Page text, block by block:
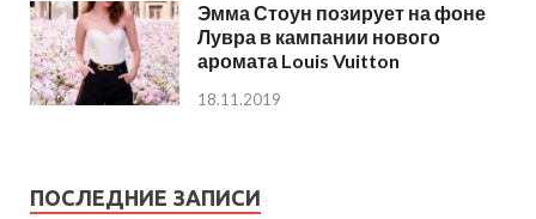
Эмма Стоун позирует на фоне
Лувра в кампании нового
аромата Louis Vuitton
18.11.2019
ПОСЛЕДНИЕ ЗАПИСИ